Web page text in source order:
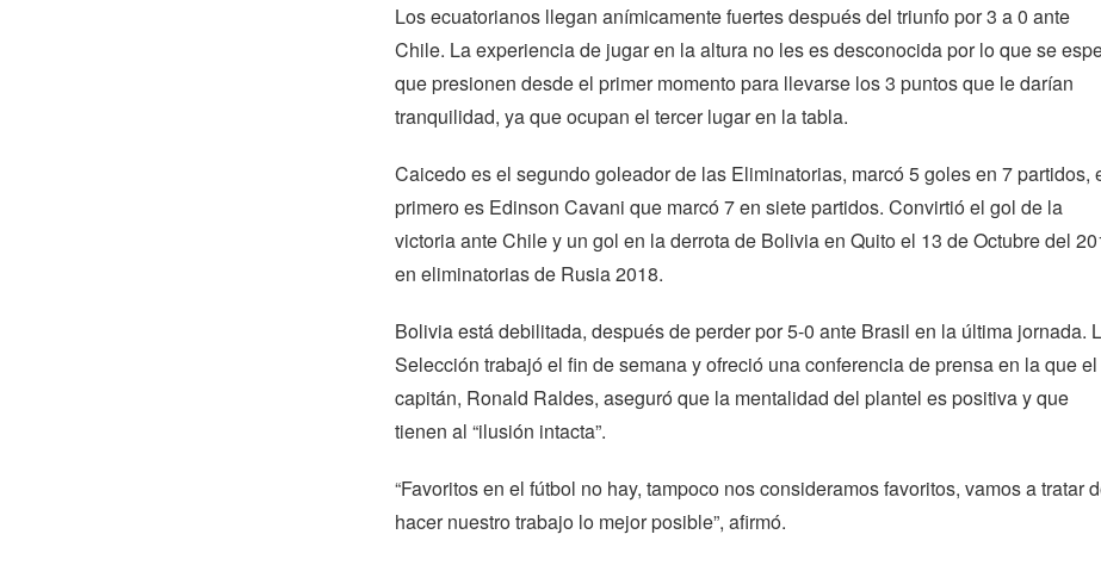
Los ecuatorianos llegan anímicamente fuertes después del triunfo por 3 a 0 ante
Chile. La experiencia de jugar en la altura no les es desconocida por lo que se
que presionen desde el primer momento para llevarse los 3 puntos que le darían
tranquilidad, ya que ocupan el tercer lugar en la tabla.
Caicedo es el segundo goleador de las Eliminatorias, marcó 5 goles en 7 partidos,
primero es Edinson Cavani que marcó 7 en siete partidos. Convirtió el gol de la
victoria ante Chile y un gol en la derrota de Bolivia en Quito el 13 de Octubre del
en eliminatorias de Rusia 2018.
Bolivia está debilitada, después de perder por 5-0 ante Brasil en la última jornada.
Selección trabajó el fin de semana y ofreció una conferencia de prensa en la que el
capitán, Ronald Raldes, aseguró que la mentalidad del plantel es positiva y que
tienen al “ilusión intacta”.
“Favoritos en el fútbol no hay, tampoco nos consideramos favoritos, vamos a tratar
hacer nuestro trabajo lo mejor posible”, afirmó.